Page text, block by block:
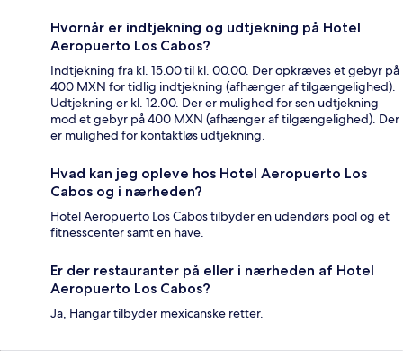
Hvornår er indtjekning og udtjekning på Hotel
Aeropuerto Los Cabos?
Indtjekning fra kl. 15.00 til kl. 00.00. Der opkræves et gebyr på
400 MXN for tidlig indtjekning (afhænger af tilgængelighed).
Udtjekning er kl. 12.00. Der er mulighed for sen udtjekning
mod et gebyr på 400 MXN (afhænger af tilgængelighed). Der
er mulighed for kontaktløs udtjekning.
Hvad kan jeg opleve hos Hotel Aeropuerto Los
Cabos og i nærheden?
Hotel Aeropuerto Los Cabos tilbyder en udendørs pool og et
fitnesscenter samt en have.
Er der restauranter på eller i nærheden af Hotel
Aeropuerto Los Cabos?
Ja, Hangar tilbyder mexicanske retter.